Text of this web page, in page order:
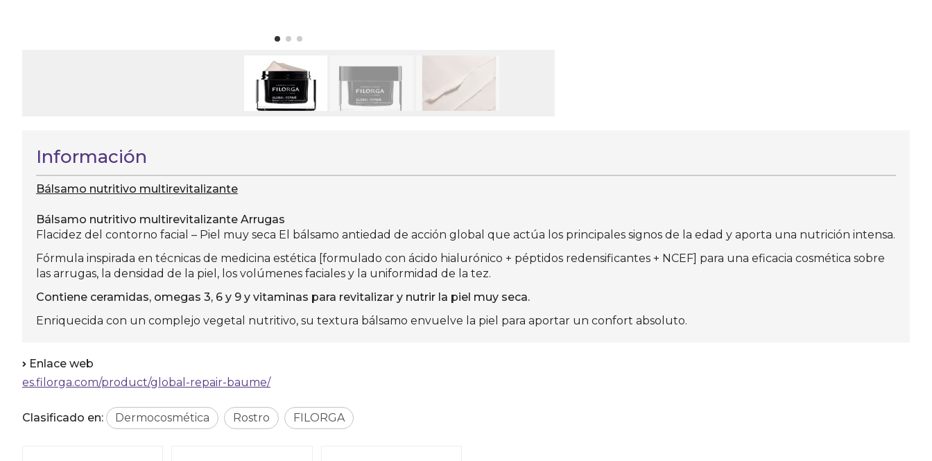
Información
Bálsamo nutritivo multirevitalizante
Bálsamo nutritivo multirevitalizante Arrugas
Flacidez del contorno facial – Piel muy seca El bálsamo antiedad de acción global que actúa los principales signos de la edad y aporta una nutrición intensa.
Fórmula inspirada en técnicas de medicina estética [formulado con ácido hialurónico + péptidos redensificantes + NCEF] para una eficacia cosmética sobre
las arrugas, la densidad de la piel, los volúmenes faciales y la uniformidad de la tez.
Contiene ceramidas, omegas 3, 6 y 9 y vitaminas para revitalizar y nutrir la piel muy seca.
Enriquecida con un complejo vegetal nutritivo, su textura bálsamo envuelve la piel para aportar un confort absoluto.
Enlace web
es.filorga.com/product/global-repair-baume/
Clasificado en: Dermocosmética Rostro FILORGA